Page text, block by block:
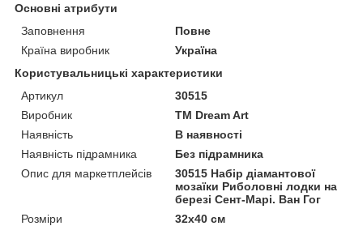
Основні атрибути
Заповнення
Повне
Країна виробник
Україна
Користувальницькі характеристики
Артикул
30515
Виробник
ТМ Dream Art
Наявність
В наявності
Наявність підрамника
Без підрамника
Опис для маркетплейсів
30515 Набір діамантової
мозаїки Риболовні лодки на
березі Сент-Марі. Ван Гог
Розміри
32x40 см